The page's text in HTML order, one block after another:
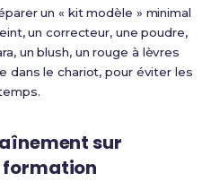
un « kit modèle » minimal
un correcteur, une poudre,
un blush, un rouge à lèvres
dans le chariot, pour éviter les
sur
formation